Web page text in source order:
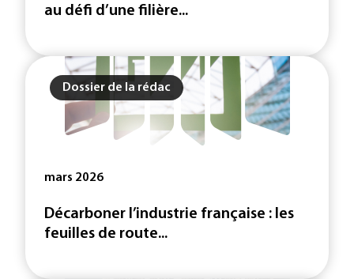
au défi d’une filière...
Dossier de la rédac
mars 2026
Décarboner l’industrie française : les
feuilles de route...